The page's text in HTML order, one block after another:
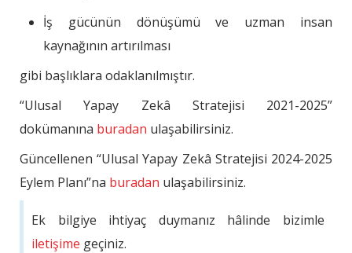
İş gücünün dönüşümü ve uzman insan
kaynağının artırılması
gibi başlıklara odaklanılmıştır.
“Ulusal Yapay Zekâ Stratejisi 2021-2025”
dokümanına buradan ulaşabilirsiniz.
Güncellenen “Ulusal Yapay Zekâ Stratejisi 2024-2025
Eylem Planı”na buradan ulaşabilirsiniz.
Ek bilgiye ihtiyaç duymanız hâlinde bizimle
iletişime geçiniz.